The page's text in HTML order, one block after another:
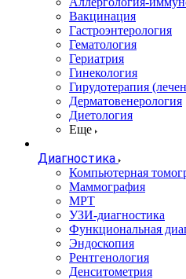
Вакцинация
Гастроэнтерология
Гематология
Гериатрия
Гинекология
Гирудотерапия
Дерматовенерология
Диетология
Еще
Диагностика
Компьютерная
Маммография
МРТ
УЗИ-диагностика
Функциональная
Эндоскопия
Рентгенология
Денситометрия